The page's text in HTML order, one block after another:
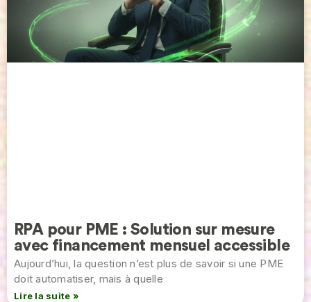
RPA pour PME : Solution sur mesure
avec financement mensuel accessible
Aujourd’hui, la question n’est plus de savoir si une PME
doit automatiser, mais à quelle
Lire la suite »